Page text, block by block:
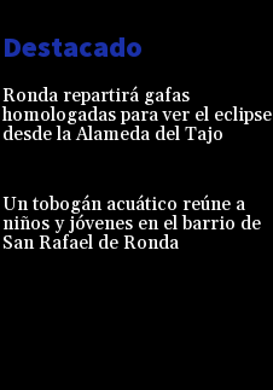
Destacado
Ronda repartirá gafas
homologadas para ver el eclipse
desde la Alameda del Tajo
Un tobogán acuático reúne a
niños y jóvenes en el barrio de
San Rafael de Ronda